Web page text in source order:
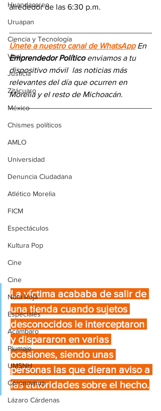
Huandacareo
Uruapan
Ciencia y Tecnología
Viral
Justicia
Zitácuaro
México
Chismes políticos
AMLO
Universidad
Denuncia Ciudadana
Atlético Morelia
FICM
Espectáculos
Kultura Pop
Cine
Cine
Nota Roja
Especiales
Acámbaro
Plumaje
UMSNH
Coronavirus
Lázaro Cárdenas
alrededor de las 6:30 p.m.
Únete a nuestro canal de WhatsApp En
Emprendedor Político enviamos a tu
dispositivo móvil las noticias más
relevantes del día que ocurren en
Morelia y el resto de Michoacán.
La víctima acababa de salir de
una tienda cuando sujetos
desconocidos le interceptaron
y dispararon en varias
ocasiones, siendo unas
personas las que dieran aviso a
las autoridades sobre el hecho.